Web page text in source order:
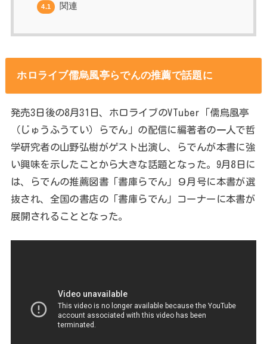
4.1 関連
ホロライブ儒烏風亭らでんの推薦で話題に
発売3日後の8月31日、ホロライブのVTuber「儒烏風亭
（じゅうふうてい）らでん」の配信に編著者の一人で哲
学研究者の山野弘樹がゲスト出演し、らでんが本書に強
い興味を示したことから大きな話題となった。9月8日に
は、らでんの推薦図書「書庫らでん」９月号に本書が選
抜され、全国の書店の「書庫らでん」コーナーに本書が
展開されることとなった。